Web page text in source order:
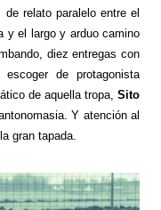
relato paralelo entre el
y el largo y arduo camino
diez entregas con
de protagonista
de aquella tropa,Sito
Y atención al
gran tapada.